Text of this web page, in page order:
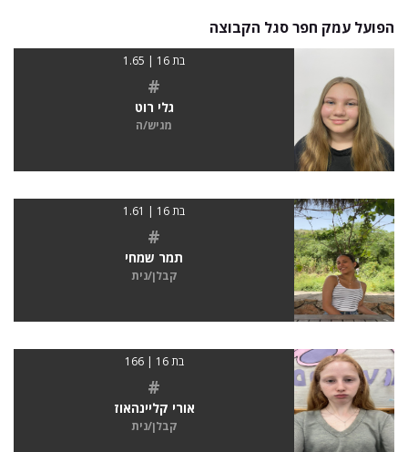
הפועל עמק חפר סגל הקבוצה
בת 16 | 1.65
#
גלי רוט
מגיש/ה
בת 16 | 1.61
#
תמר שמחי
קבלן/נית
בת 16 | 166
#
אורי קליינהאוז
קבלן/נית